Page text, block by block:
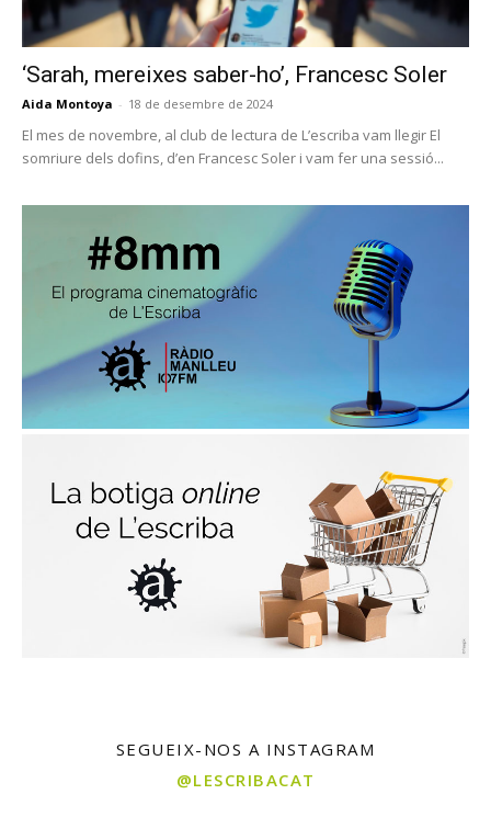
‘Sarah, mereixes saber-ho’, Francesc Soler
Aida Montoya - 18 de desembre de 2024
El mes de novembre, al club de lectura de L’escriba vam llegir El
somriure dels dofins, d’en Francesc Soler i vam fer una sessió...
SEGUEIX-NOS A INSTAGRAM
@LESCRIBACAT